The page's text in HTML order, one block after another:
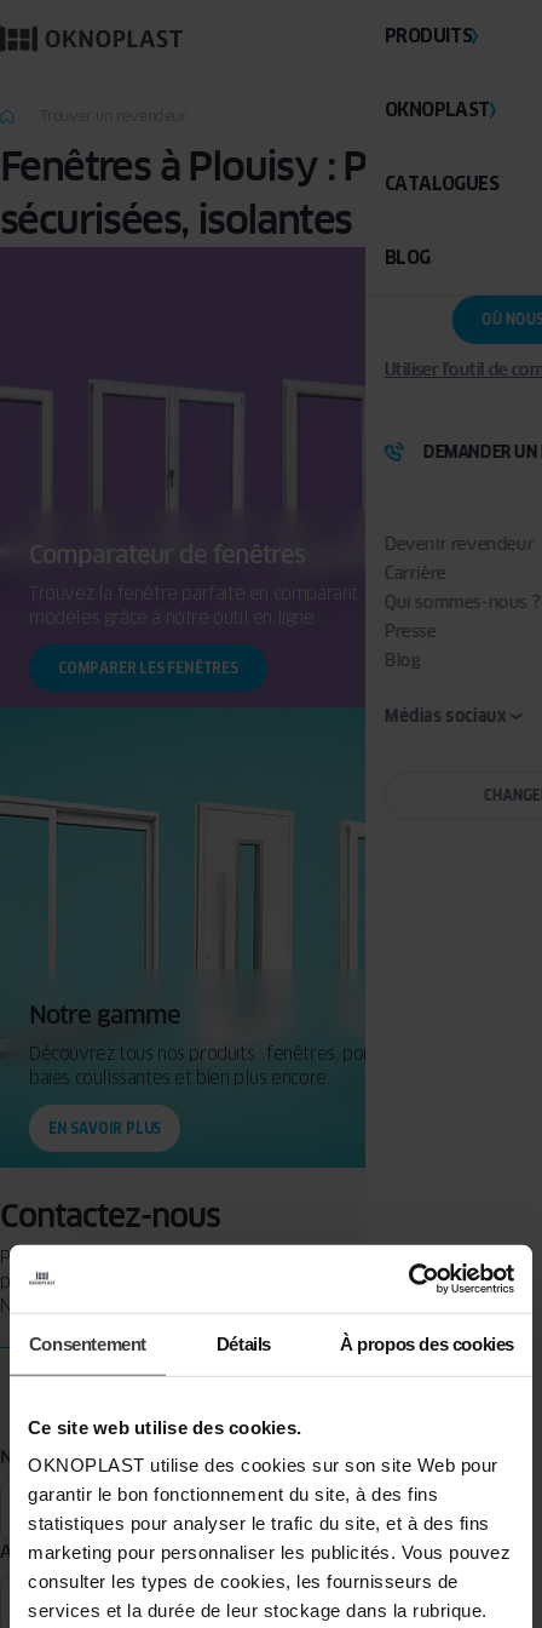
Consentement Détails À propos des cookies
Ce site web utilise des cookies.
OKNOPLAST utilise des cookies sur son site Web pour
garantir le bon fonctionnement du site, à des fins
statistiques pour analyser le trafic du site, et à des fins
marketing pour personnaliser les publicités. Vous pouvez
consulter les types de cookies, les fournisseurs de
services et la durée de leur stockage dans la rubrique.
PRODUITS
OKNOPLAST
CATALOGUES
BLOG
OÙ
Utiliser l'outil de
DEMANDER UN
Devenir revendeur
Carrière
Qui sommes-nous ?
Presse
Blog
Médias sociaux
Fenêtres à Plouisy : PVC,
sécurisées, isolantes
Comparateur de fenêtres
Trouvez la fenêtre parfaite en comparant facilement les
modèles grâce à notre outil en ligne.
COMPARER LES FENÊTRES
Notre gamme
Découvrez tous nos produits : fenêtres, portes d'entrée,
baies coulissantes et bien plus encore.
EN SAVOIR PLUS
Contactez-nous
Parlez nous de votre projet ou posez nous une question sur nos
produits.
Nous sommes à votre disposition !
Nom*
Adresse e-mail *